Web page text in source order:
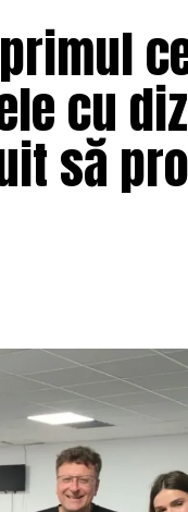
primul
cu
să